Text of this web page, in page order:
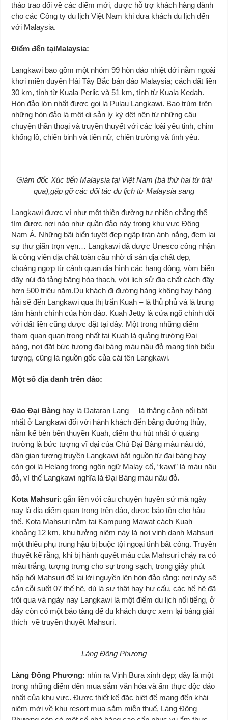
thảo trao đổi về các điểm mới, được hỗ trợ khách hàng dành
cho các Công ty du lịch Việt Nam khi đưa khách du lịch đến
với Malaysia.
Điểm đến tạiMalaysia:
Langkawi bao gồm một nhóm 99 hòn đảo nhiệt đới nằm ngoài
khơi miền duyên Hải Tây Bắc bán đảo Malaysia; cách đất liền
30 km, tính từ Kuala Perlic và 51 km, tính từ Kuala Kedah.
Hòn đảo lớn nhất được gọi là Pulau Langkawi. Bao trùm trên
những hòn đảo là một di sản ly kỳ dệt nên từ những câu
chuyện thần thoại và truyền thuyết với các loài yêu tinh, chim
khổng lồ, chiến binh và tiên nữ, chiến trường và tình yêu.
Giám đốc Xúc tiến Malaysia tại Việt Nam (bà thứ hai từ trái
qua),gặp gỡ các đối tác du lịch từ Malaysia sang
Langkawi được ví như một thiên đường tự nhiên chẳng thể
tìm được nơi nào như quần đảo này trong khu vực Đông
Nam Á. Những bãi biển tuyệt đẹp ngập tràn ánh nắng, đem lại
sự thư giãn trọn vẹn… Langkawi đã được Unesco công nhận
là công viên địa chất toàn cầu nhờ di sản địa chất đẹp,
choáng ngợp từ cảnh quan địa hình các hang động, vòm biển
dãy núi đá tảng băng hóa thạch, với lịch sử địa chất cách đây
hơn 500 triệu năm.Du khách đi đường hàng không hay hàng
hải sẽ đến Langkawi qua thị trấn Kuah – là thủ phủ và là trung
tâm hành chính của hòn đảo. Kuah Jetty là cửa ngõ chính đối
với đất liền cũng được đặt tại đây. Một trong những điểm
tham quan quan trọng nhất tại Kuah là quảng trường Đại
bàng, nơi đặt bức tượng đại bàng màu nâu đỏ mang tính biểu
tượng, cũng là nguồn gốc của cái tên Langkawi.
Một số địa danh trên đảo:
Đảo Đại Bàng hay là Dataran Lang – là thắng cảnh nổi bật
nhất ở Langkawi đối với hành khách đến bằng đường thủy,
nằm kế bên bến thuyền Kuah, điểm thu hút nhất ở quảng
trường là bức tượng vĩ đại của Chú Đại Bàng màu nâu đỏ,
dân gian tương truyền Langkawi bắt nguồn từ đại bàng hay
còn gọi là Helang trong ngôn ngữ Malay cổ, “kawi” là màu nâu
đỏ, vì thế Langkawi nghĩa là Đại Bàng màu nâu đỏ.
Kota Mahsuri: gắn liền với câu chuyện huyền sử mà ngày
nay là địa điểm quan trọng trên đảo, được bảo tồn cho hậu
thế. Kota Mahsuri nằm tại Kampung Mawat cách Kuah
khoảng 12 km, khu tưởng niệm này là nơi vinh danh Mahsuri
một thiếu phụ trung hậu bị buộc tội ngoại tình bất công. Truyền
thuyết kể rằng, khi bị hành quyết máu của Mahsuri chảy ra có
màu trắng, tượng trưng cho sự trong sạch, trong giây phút
hấp hối Mahsuri để lại lời nguyền lên hòn đảo rằng: nơi này sẽ
cằn cỗi suốt 07 thế hệ, dù là sự thật hay hư cấu, các hế hệ đã
trôi qua và ngày nay Langkawi là một điểm du lịch nổi tiếng, ở
đây còn có một bảo tàng để du khách được xem lại bảng giải
thích về truyền thuyết Mahsuri.
Làng Đông Phương
Làng Đông Phương: nhìn ra Vịnh Bura xinh đẹp; đây là một
trong những điểm đến mua sắm văn hóa và ẩm thực độc đáo
nhất của khu vực. Được thiết kế đặc biệt để mang đến khái
niệm mới về khu resort mua sắm miễn thuế, Làng Đông